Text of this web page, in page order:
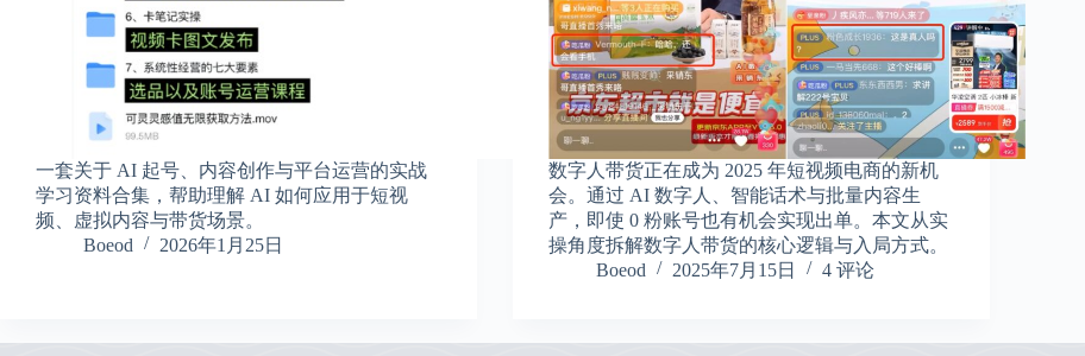
一套关于 AI 起号、内容创作与平台运营的实战
学习资料合集，帮助理解 AI 如何应用于短视
频、虚拟内容与带货场景。
Boeod
2026年1月25日
数字人带货正在成为 2025 年短视频电商的新机
会。通过 AI 数字人、智能话术与批量内容生
产，即使 0 粉账号也有机会实现出单。本文从实
操角度拆解数字人带货的核心逻辑与入局方式。
Boeod
2025年7月15日 4 评论